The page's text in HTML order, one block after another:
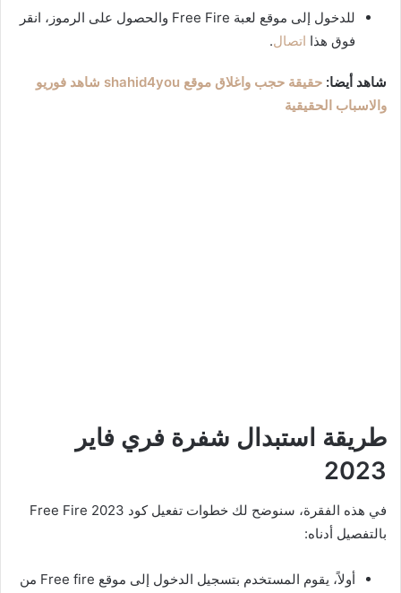
للدخول إلى موقع لعبة Free Fire والحصول على الرموز، انقر
فوق هذا اتصال.
شاهد أيضا:
حقيقة حجب واغلاق موقع shahid4you شاهد فوريو
والاسباب الحقيقية
طريقة استبدال شفرة فري فاير
2023
في هذه الفقرة، سنوضح لك خطوات تفعيل كود Free Fire 2023
بالتفصيل أدناه:
أولاً، يقوم المستخدم بتسجيل الدخول إلى موقع Free fire من